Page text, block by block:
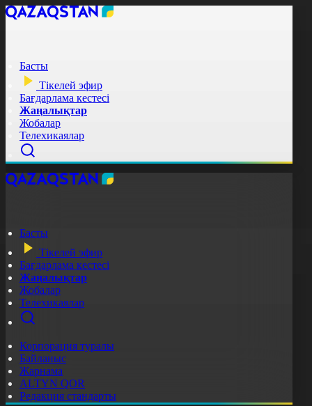
Басты
Тікелей эфир
Бағдарлама кестесі
Жаңалықтар
Жобалар
Телехикаялар
Басты
Тікелей эфир
Бағдарлама кестесі
Жаңалықтар
Жобалар
Телехикаялар
Корпорация туралы
Байланыс
Жарнама
ALTYN QOR
Редакция стандарты